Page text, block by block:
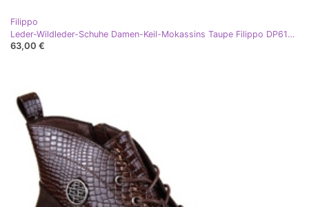
Filippo
Leder-Wildleder-Schuhe Damen-Keil-Mokassins Taupe Filippo DP6139 braun
63,00 €